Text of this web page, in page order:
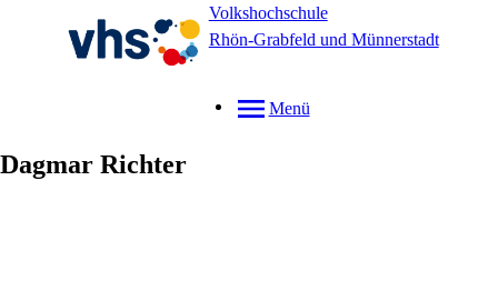
Volkshochschule
Rhön-Grabfeld und Münnerstadt
Menü
Dagmar Richter